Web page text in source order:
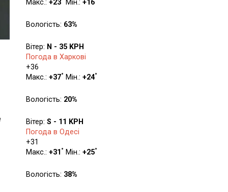
Макс.: +23 Мін.: +16
Вологість: 63%
Вітер: N - 35 KPH
Погода в Харкові
+36
Макс.: +37° Мін.: +24°
Вологість: 20%
Вітер: S - 11 KPH
Погода в Одесі
+31
Макс.: +31 ° Мін.: +25°
Вологість: 38%